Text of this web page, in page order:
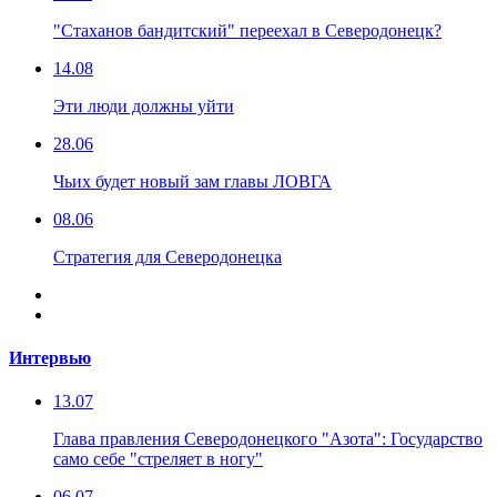
"Стаханов бандитский" переехал в Северодонецк?
14.08
Эти люди должны уйти
28.06
Чьих будет новый зам главы ЛОВГА
08.06
Стратегия для Северодонецка
Интервью
13.07
Глава правления Северодонецкого "Азота": Государство
само себе "стреляет в ногу"